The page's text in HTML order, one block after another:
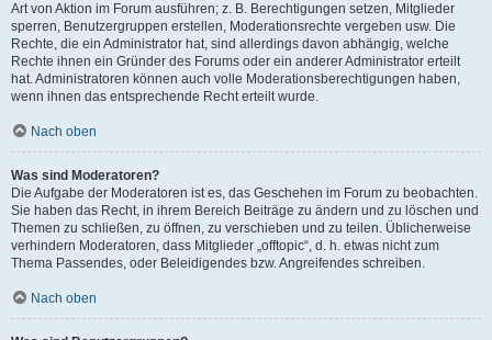
Art von Aktion im Forum ausführen; z. B. Berechtigungen setzen, Mitglieder
sperren, Benutzergruppen erstellen, Moderationsrechte vergeben usw. Die
Rechte, die ein Administrator hat, sind allerdings davon abhängig, welche
Rechte ihnen ein Gründer des Forums oder ein anderer Administrator erteilt
hat. Administratoren können auch volle Moderationsberechtigungen haben,
wenn ihnen das entsprechende Recht erteilt wurde.
Nach oben
Was sind Moderatoren?
Die Aufgabe der Moderatoren ist es, das Geschehen im Forum zu beobachten.
Sie haben das Recht, in ihrem Bereich Beiträge zu ändern und zu löschen und
Themen zu schließen, zu öffnen, zu verschieben und zu teilen. Üblicherweise
verhindern Moderatoren, dass Mitglieder „offtopic“, d. h. etwas nicht zum
Thema Passendes, oder Beleidigendes bzw. Angreifendes schreiben.
Nach oben